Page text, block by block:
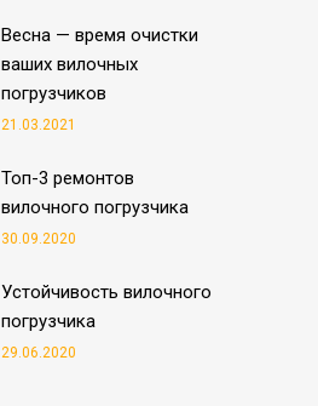
Весна — время очистки
ваших вилочных
погрузчиков
21.03.2021
Топ-3 ремонтов
вилочного погрузчика
30.09.2020
Устойчивость вилочного
погрузчика
29.06.2020